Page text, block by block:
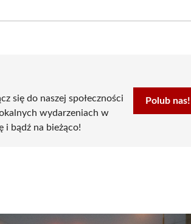
się do naszej społeczności
wydarzeniach w
i bądź na bieżąco!
Polub nas!